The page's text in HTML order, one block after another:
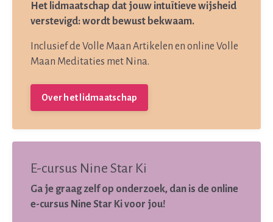
Het lidmaatschap dat jouw intuïtieve wijsheid
verstevigd: wordt bewust bekwaam.
Inclusief de Volle Maan Artikelen en online Volle
Maan Meditaties met Nina.
Over het lidmaatschap
E-cursus Nine Star Ki
Ga je graag zelf op onderzoek, dan is de online
e-cursus Nine Star Ki voor jou!